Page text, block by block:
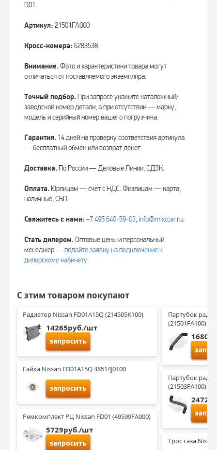
D01.
Артикул: 21501FA000
Кросс-номера: 6283538.
Внимание.Фото и характеристики товара могут
отличаться от поставляемого экземпляра.
Точный подбор.При запросе укажите каталожный/
заводской номер детали, а при отсутствии — марку,
модель и серийный номер вашего погрузчика.
Гарантия. 14 дней на проверку соответствия артикула
— бесплатный обмен или возврат денег.
Доставка.По России — Деловые Линии, СДЭК.
Оплата. Юрлицам — счёт с НДС. Физлицам — карта,
наличные, СБП.
Свяжитесь с нами: +7 495 640‑59‑03, info@mixtcar.ru.
Стать дилером.Оптовые цены и персональный
менеджер —подайте заявку на подключение к
дилерскому кабинету.
С этим товаром покупают
Радиатор Nissan FD01A15Q (214505K100)
14265руб./шт
запросить
Гайка Nissan FD01A15Q 48514J0100
запросить
Ремкомплект РЦ Nissan FD01 (49599FA000)
5729руб./шт
запросить
Партубок
(21501FA100)
Партубок
(21503FA100)
Трос газа